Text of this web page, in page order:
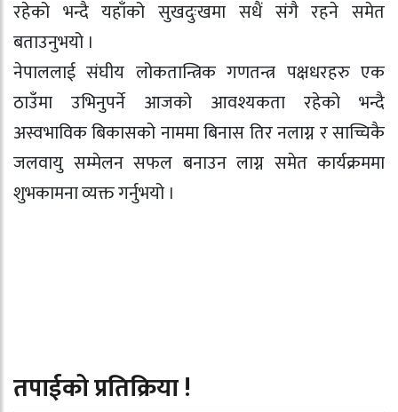
रहेको भन्दै यहाँको सुखदुःखमा सधैं संगै रहने समेत
बताउनुभयो ।
नेपाललाई संघीय लोकतान्त्रिक गणतन्त्र पक्षधरहरु एक
ठाउँमा उभिनुपर्ने आजको आवश्यकता रहेको भन्दै
अस्वभाविक बिकासको नाममा बिनास तिर नलाग्न र साच्चिकै
जलवायु सम्मेलन सफल बनाउन लाग्न समेत कार्यक्रममा
शुभकामना व्यक्त गर्नुभयो ।
तपाईको प्रतिक्रिया !